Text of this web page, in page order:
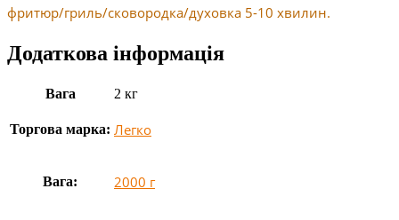
фритюр/гриль/сковородка/духовка 5-10 хвилин.
Додаткова інформація
Вага 2 кг
Торгова марка: Легко
Вага: 2000 г